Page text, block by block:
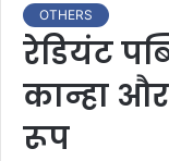
OTHERS
रेडियंट
कान्हा
रूप